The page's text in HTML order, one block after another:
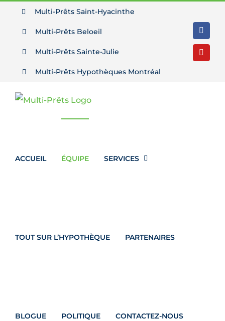
Passer
Multi-Prêts Saint-Hyacinthe
Multi-Prêts Beloeil
Multi-Prêts Sainte-Julie
Multi-Prêts Hypothèques Montréal
ACCUEIL ÉQUIPE SERVICES
TOUT SUR L’HYPOTHÈQUE PARTENAIRES
BLOGUE POLITIQUE CONTACTEZ-NOUS